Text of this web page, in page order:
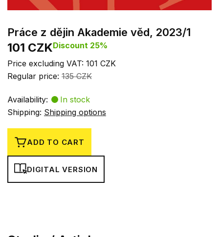
Práce z dějin Akademie věd, 2023/1
101 CZKDiscount 25%
Price excluding VAT: 101 CZK
Regular price: 135 CZK
Availability:
In stock
Shipping: Shipping options
ADD TO CART
DIGITAL VERSION